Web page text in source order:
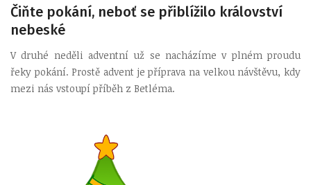
Čiňte pokání, neboť se přiblížilo království
nebeské
V druhé neděli adventní už se nacházíme v plném proudu
řeky pokání. Prostě advent je příprava na velkou návštěvu, kdy
mezi nás vstoupí příběh z Betléma.